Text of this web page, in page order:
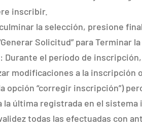
inscribir.
la selección, presione
Solicitud” para Terminar
Durante el período de
modificaciones a la inscripción
opción “corregir inscripción”)
la última registrada en el
todas las efectuadas con